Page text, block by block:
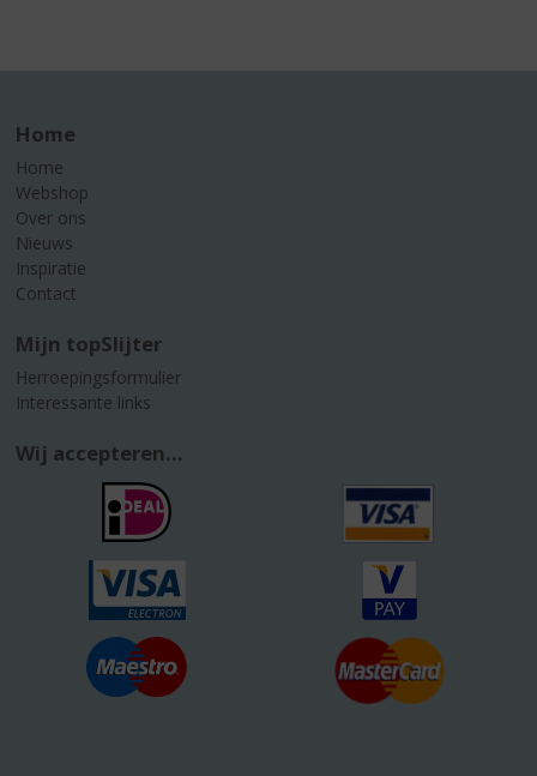
Home
Home
Webshop
Over ons
Nieuws
Inspiratie
Contact
Mijn topSlijter
Herroepingsformulier
Interessante links
Wij accepteren...